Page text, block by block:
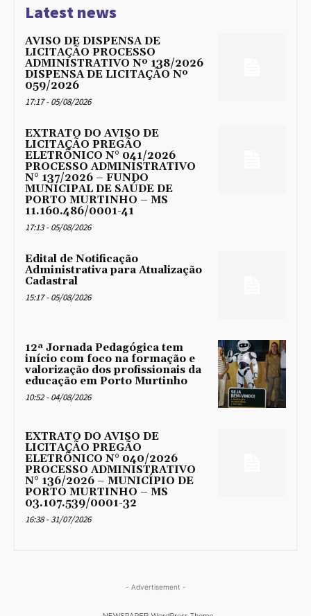
Latest news
AVISO DE DISPENSA DE
LICITAÇÃO PROCESSO
ADMINISTRATIVO Nº 138/2026
DISPENSA DE LICITAÇÃO Nº
059/2026
17:17 - 05/08/2026
EXTRATO DO AVISO DE
LICITAÇÃO PREGÃO
ELETRÔNICO N° 041/2026
PROCESSO ADMINISTRATIVO
N° 137/2026 – FUNDO
MUNICIPAL DE SAÚDE DE
PORTO MURTINHO – MS
11.160.486/0001-41
17:13 - 05/08/2026
Edital de Notificação
Administrativa para Atualização
Cadastral
15:17 - 05/08/2026
12ª Jornada Pedagógica tem
início com foco na formação e
valorização dos profissionais da
educação em Porto Murtinho
10:52 - 04/08/2026
EXTRATO DO AVISO DE
LICITAÇÃO PREGÃO
ELETRÔNICO N° 040/2026
PROCESSO ADMINISTRATIVO
N° 136/2026 – MUNICÍPIO DE
PORTO MURTINHO – MS
03.107.539/0001-32
16:38 - 31/07/2026
- Advertisement -